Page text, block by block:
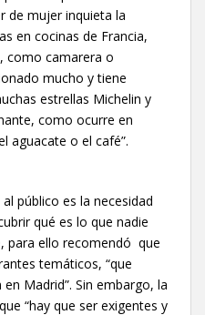
de mujer inquieta la
en cocinas de Francia,
como camarera o
mucho y tiene
estrellas Michelin y
como ocurre en
aguacate o el café”.
público es la necesidad
qué es lo que nadie
para ello recomendó que
temáticos, “que
Madrid”. Sin embargo, la
“hay que ser exigentes y